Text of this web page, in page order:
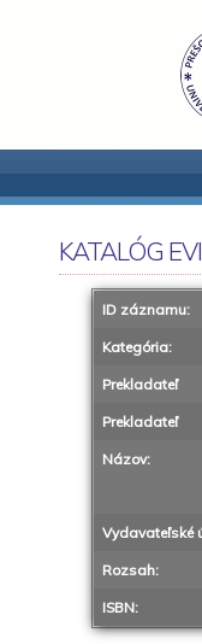
KATALÓG
ID záznamu:
Kategória:
Prekladateľ
Prekladateľ
Názov:
Vydavateľské
Rozsah:
ISBN: